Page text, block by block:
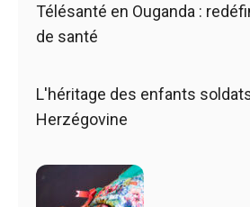
Télésanté en Ouganda :
de santé
L'héritage des enfants
Herzégovine